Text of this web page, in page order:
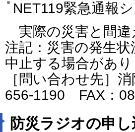
NET119緊急通報
実際の災害と間違
注記：災害の発生
中止する場合があり
［問い合わせ先］
656-1190 FAX：
防災ラジオの申